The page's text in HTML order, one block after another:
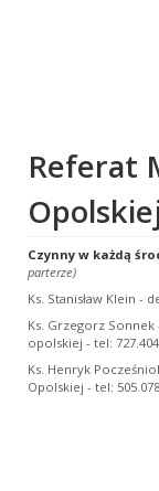
Referat
Czynny w każdą
parterze)
Ks. Stanisław Klein -
Ks. Grzegorz Sonnek
opolskiej - tel:
Ks. Henryk
Opolskiej - tel: